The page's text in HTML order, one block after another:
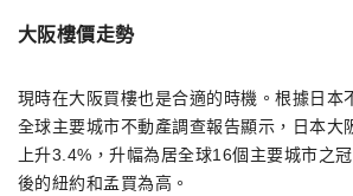
大阪樓價走勢
現時在大阪買樓也是合適的時機。根據日本
全球主要城市不動產調查報告顯示，日本大
上升3.4%，升幅為居全球16個主要城市之
後的紐約和孟買為高。